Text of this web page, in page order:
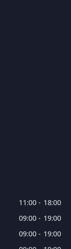
11:00 - 18:00
09:00 - 19:00
09:00 - 19:00